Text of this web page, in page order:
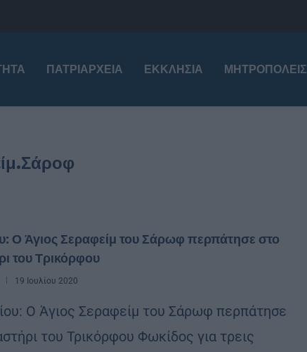
ΠΑΤΡΙΑΡΧΕΊΑ ΕΚΚΛΗΣΊΑ ΜΗΤΡΟΠΌΛΕΙΣ
Ο Άγιος Σεραφείμ του Σάρωφ περπάτησε στο
του Τρικόρφου
19 Ιουλίου 2020
Ο Άγιος Σεραφείμ του Σάρωφ περπάτησε
του Τρικόρφου Φωκίδος για τρεις